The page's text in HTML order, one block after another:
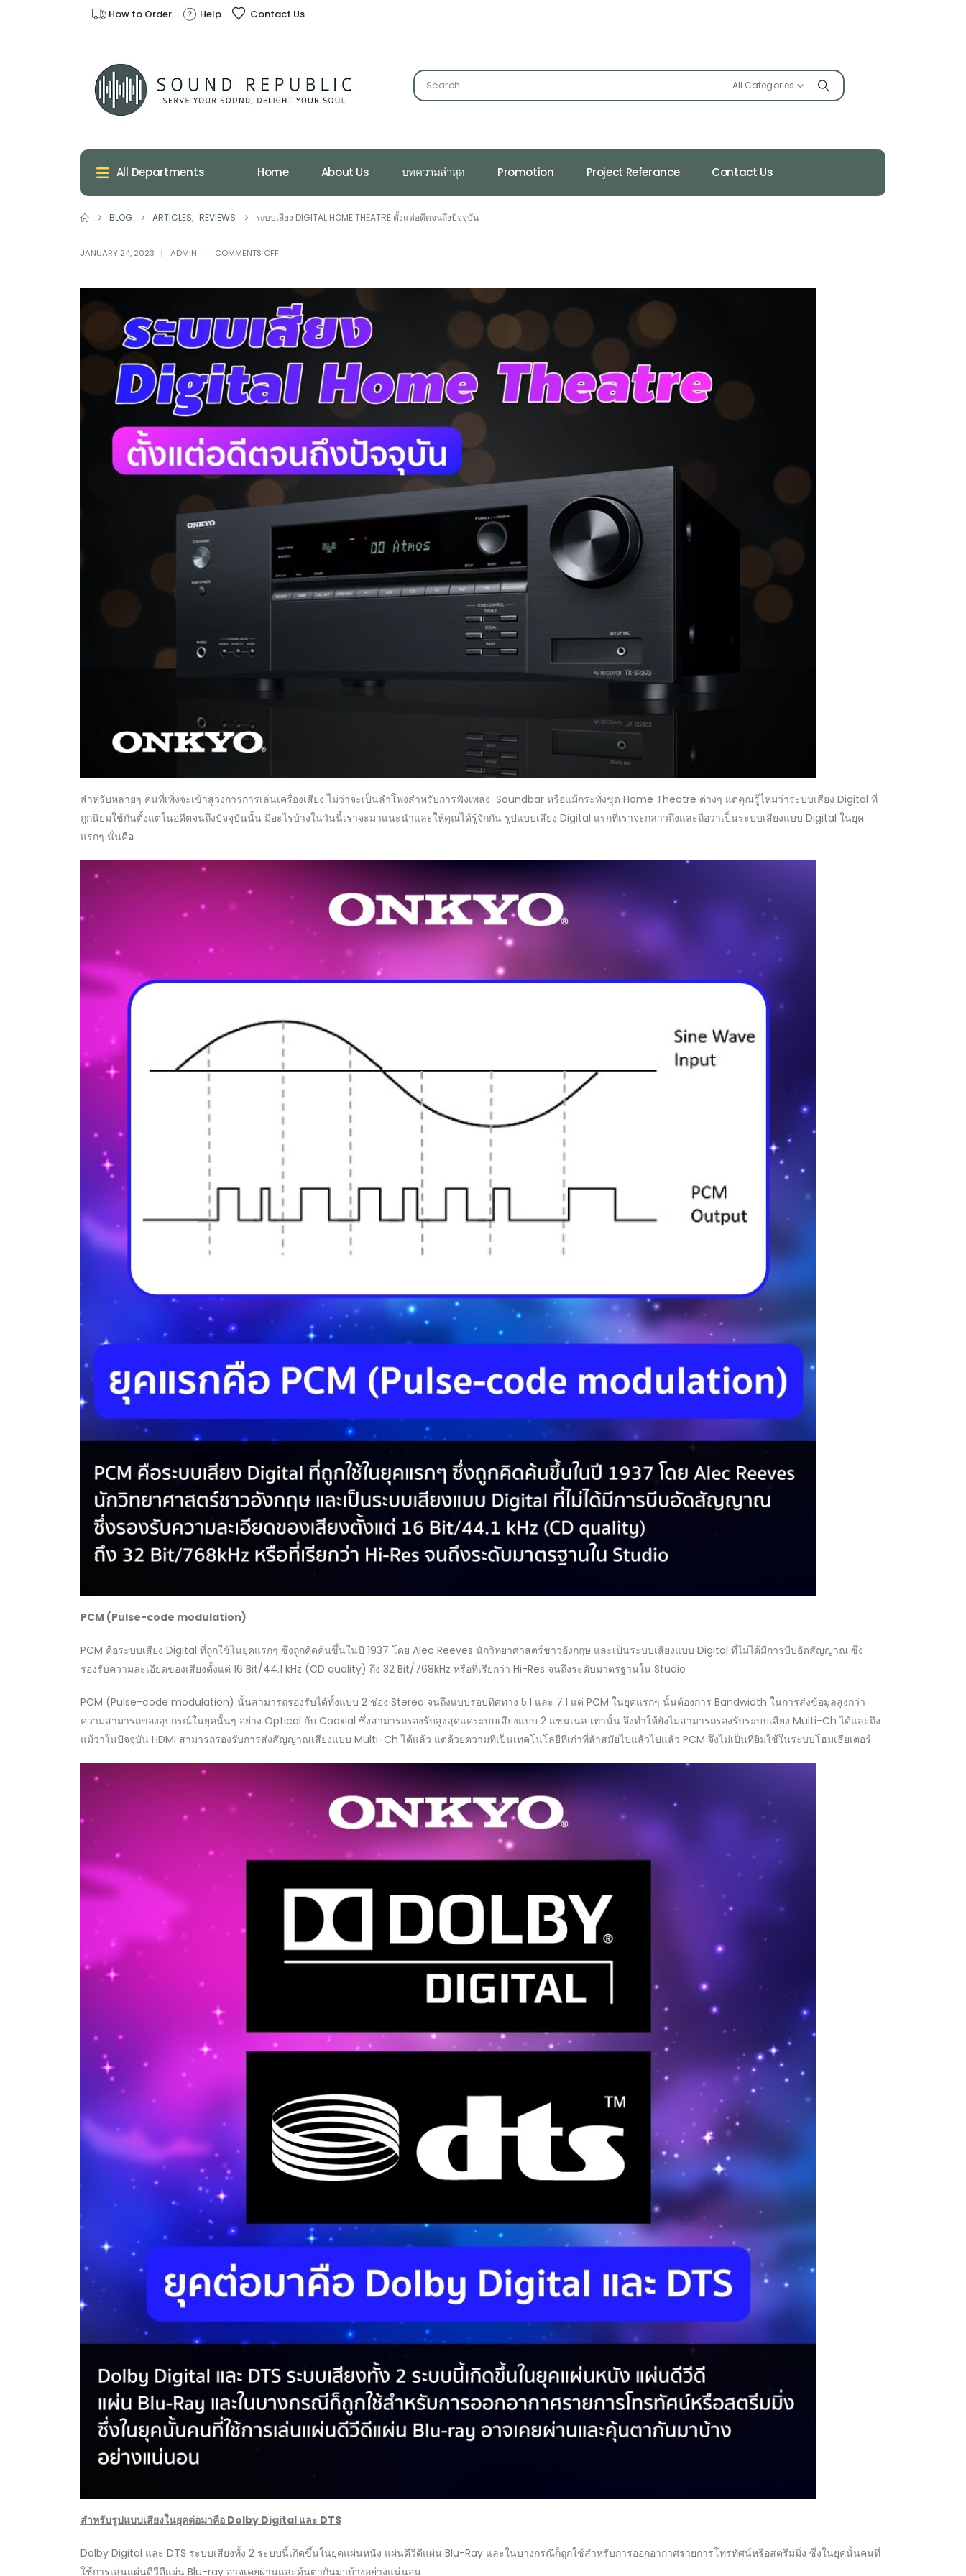
How to Order Help Contact Us
All Categories
All Departments Home About Us บทความล่าสุด Promotion Project Referance Contact Us
BLOG ARTICLES, REVIEWS ระบบเสียง DIGITAL HOME THEATRE ตั้งแต่อดีตจนถึงปัจจุบัน
JANUARY 24, 2023 ADMIN COMMENTS OFFON
เสียง
DIGITAL
HOME
THEATRE
อดีต
จนถึง
ปัจจุบัน
สำหรับหลายๆ คนที่เพิ่งจะเข้าสู่วงการการเล่นเครื่องเสียง ไม่ว่าจะเป็นลำโพงสำหรับการฟังเพลง Soundbar หรือแม้กระทั่งชุด Home Theatre ต่างๆ แต่คุณรู้ไหมว่าระบบเสียง Digital ที่
ถูกนิยมใช้กันตั้งแต่ในอดีตจนถึงปัจจุบันนั้น มีอะไรบ้างในวันนี้เราจะมาแนะนำและให้คุณได้รู้จักกัน รูปแบบเสียง Digital แรกที่เราจะกล่าวถึงและถือว่าเป็นระบบเสียงแบบ Digital ในยุค
แรกๆ นั่นคือ
PCM (Pulse-code modulation)
PCM คือระบบเสียง Digital ที่ถูกใช้ในยุคแรกๆ ซึ่งถูกคิดค้นขึ้นในปี 1937 โดย Alec Reeves นักวิทยาศาสตร์ชาวอังกฤษ และเป็นระบบเสียงแบบ Digital ที่ไม่ได้มีการบีบอัดสัญญาณ ซึ่ง
รองรับความละเอียดของเสียงตั้งแต่ 16 Bit/44.1 kHz (CD quality) ถึง 32 Bit/768kHz หรือที่เรียกว่า Hi-Res จนถึงระดับมาตรฐานใน Studio
PCM (Pulse-code modulation) นั้นสามารถรองรับได้ทั้งแบบ 2 ช่อง Stereo จนถึงแบบรอบทิศทาง 5.1 และ 7.1 แต่ PCM ในยุคแรกๆ นั้นต้องการ Bandwidth ในการส่งข้อมูลสูงกว่า
ความสามารถของอุปกรณ์ในยุคนั้นๆ อย่าง Optical กับ Coaxial ซึ่งสามารถรองรับสูงสุดแค่ระบบเสียงแบบ 2 แชนเนล เท่านั้น จึงทำให้ยังไม่สามารถรองรับระบบเสียง Multi-Ch ได้และถึง
แม้ว่าในปัจจุบัน HDMI สามารถรองรับการส่งสัญญาณเสียงแบบ Multi-Ch ได้แล้ว แต่ด้วยความที่เป็นเทคโนโลยีที่เก่าที่ล้าสมัยไปแล้วไปแล้ว PCM จึงไม่เป็นที่ยิมใช้ในระบบโฮมเธียเตอร์
สำหรับรูปแบบเสียงในยุคต่อมาคือ Dolby Digital และ DTS
Dolby Digital และ DTS ระบบเสียงทั้ง 2 ระบบนี้เกิดขึ้นในยุคแผ่นหนัง แผ่นดีวีดีแผ่น Blu-Ray และในบางกรณีก็ถูกใช้สำหรับการออกอากาศรายการโทรทัศน์หรือสตรีมมิ่ง ซึ่งในยุคนั้นคนที่
ใช้การเล่นแผ่นดีวีดีแผ่น Blu-ray อาจเคยผ่านและคุ้นตากันมาบ้างอย่างแน่นอน